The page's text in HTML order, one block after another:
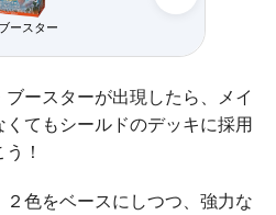
ースター
ースターが出現したら、メイ
てもシールドのデッキに採用
！
色をベースにしつつ、強力な